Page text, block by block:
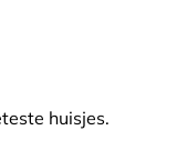
huisjes.